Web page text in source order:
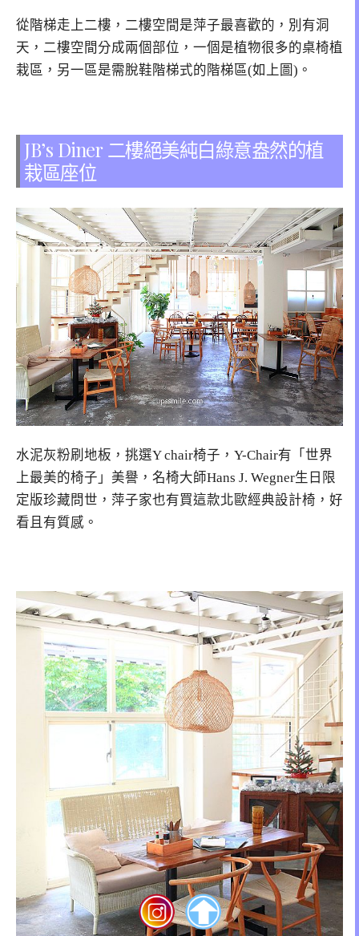
從階梯走上二樓，二樓空間是萍子最喜歡的，別有洞
天，二樓空間分成兩個部位，一個是植物很多的桌椅植
栽區，另一區是需脫鞋階梯式的階梯區(如上圖)。
JB’s Diner 二樓絕美純白綠意盎然的植
栽區座位
水泥灰粉刷地板，挑選Y chair椅子，Y-Chair有「世界
上最美的椅子」美譽，名椅大師Hans J. Wegner生日限
定版珍藏問世，萍子家也有買這款北歐經典設計椅，好
看且有質感。